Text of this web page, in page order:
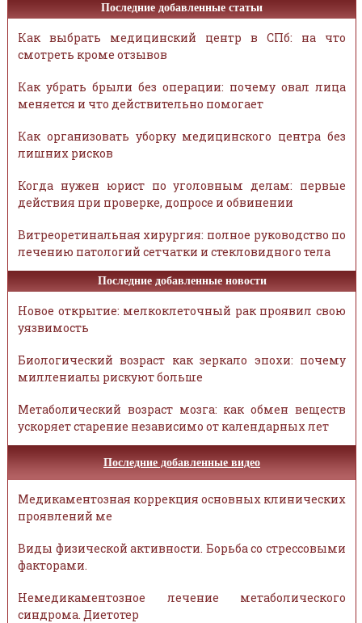
Последние добавленные статьи
Как выбрать медицинский центр в СПб: на что
смотреть кроме отзывов
Как убрать брыли без операции: почему овал лица
меняется и что действительно помогает
Как организовать уборку медицинского центра без
лишних рисков
Когда нужен юрист по уголовным делам: первые
действия при проверке, допросе и обвинении
Витреоретинальная хирургия: полное руководство по
лечению патологий сетчатки и стекловидного тела
Последние добавленные новости
Новое открытие: мелкоклеточный рак проявил свою
уязвимость
Биологический возраст как зеркало эпохи: почему
миллениалы рискуют больше
Метаболический возраст мозга: как обмен веществ
ускоряет старение независимо от календарных лет
Последние добавленные видео
Медикаментозная коррекция основных клинических
проявлений ме
Виды физической активности. Борьба со стрессовыми
факторами.
Немедикаментозное лечение метаболического
синдрома. Диетотер